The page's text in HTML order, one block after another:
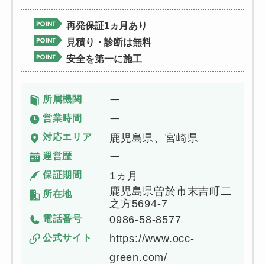
再発保証1ヵ月あり
見積り・診断は無料
安全を第一に施工
所属機関 ー
営業時間 ー
対応エリア 鹿児島県、宮崎県
運営歴 ー
保証期間 1ヵ月
所在地
鹿児島県曽於市末吉町二
之方5694-7
電話番号 0986-58-8577
公式サイト
https://www.occ-
green.com/